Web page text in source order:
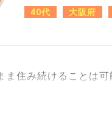
40代 大阪府
ま住み続けることは